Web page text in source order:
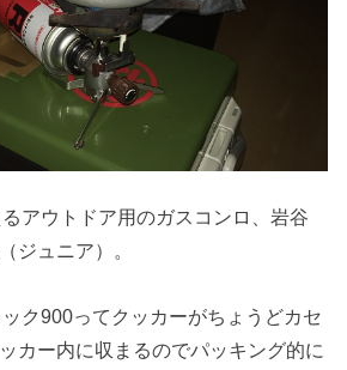
アウトドア用のガスコンロ、岩谷
ジュニア）。
ク900ってクッカーがちょうどカセ
カー内に収まるのでパッキング的に